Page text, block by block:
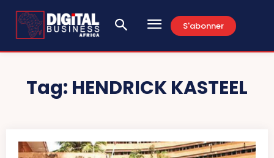
S'abonner
Tag: HENDRICK KASTEEL